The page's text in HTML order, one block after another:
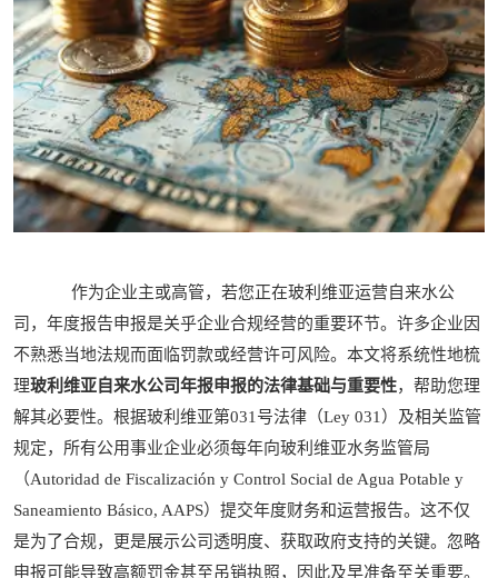
作为企业主或高管，若您正在玻利维亚运营自来水公
司，年度报告申报是关乎企业合规经营的重要环节。许多企业因
不熟悉当地法规而面临罚款或经营许可风险。本文将系统性地梳
理玻利维亚自来水公司年报申报的法律基础与重要性，帮助您理
解其必要性。根据玻利维亚第031号法律（Ley 031）及相关监管
规定，所有公用事业企业必须每年向玻利维亚水务监管局
（Autoridad de Fiscalización y Control Social de Agua Potable y
Saneamiento Básico, AAPS）提交年度财务和运营报告。这不仅
是为了合规，更是展示公司透明度、获取政府支持的关键。忽略
申报可能导致高额罚金甚至吊销执照，因此及早准备至关重要。